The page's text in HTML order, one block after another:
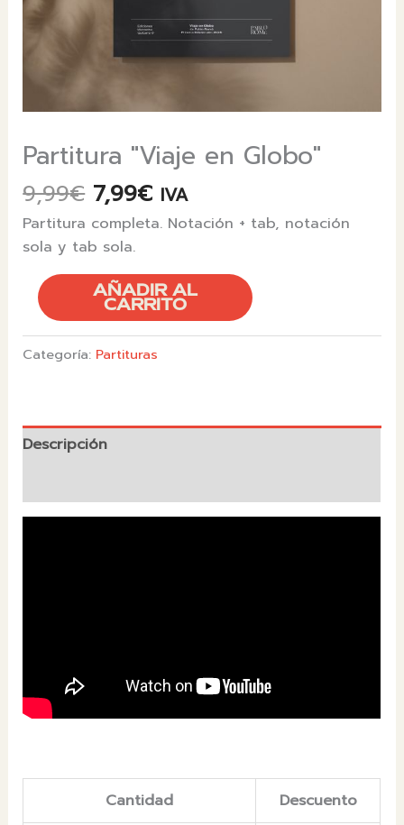
Partitura "Viaje en Globo"
9,99€ El
precio
original
era:
9,99€.
7,99€El
precio
actual
7,99€.
IVA
Partitura completa. Notación + tab, notación
sola y tab sola.
PARTITURA
"VIAJE
GLOBO"
CANTIDAD
AÑADIR AL
CARRITO
Categoría: Partituras
Descripción
Cantidad
Descuento